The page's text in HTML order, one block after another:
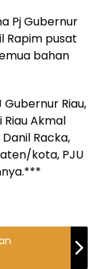
Pj Gubernur
Rapim pusat
bahan
Riau,
Riau Akmal
Racka,
kota, PJU